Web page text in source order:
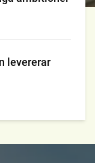
levererar